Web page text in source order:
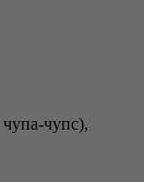
чупс),